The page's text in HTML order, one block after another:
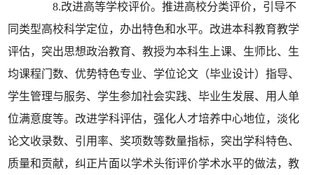
8.改进高等学校评价。推进高校分类评价，引导不
同类型高校科学定位，办出特色和水平。改进本科教育教学
评估，突出思想政治教育、教授为本科生上课、生师比、生
均课程门数、优势特色专业、学位论文（毕业设计）指导、
学生管理与服务、学生参加社会实践、毕业生发展、用人单
位满意度等。改进学科评估，强化人才培养中心地位，淡化
论文收录数、引用率、奖项数等数量指标，突出学科特色、
质量和贡献，纠正片面以学术头衔评价学术水平的做法，教